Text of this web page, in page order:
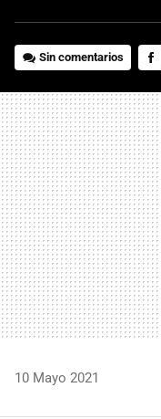
Sin comentarios
10 Mayo 2021